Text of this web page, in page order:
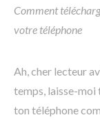
Comment
votre téléphone
Ah, cher lecteur
temps, laisse-moi
ton téléphone